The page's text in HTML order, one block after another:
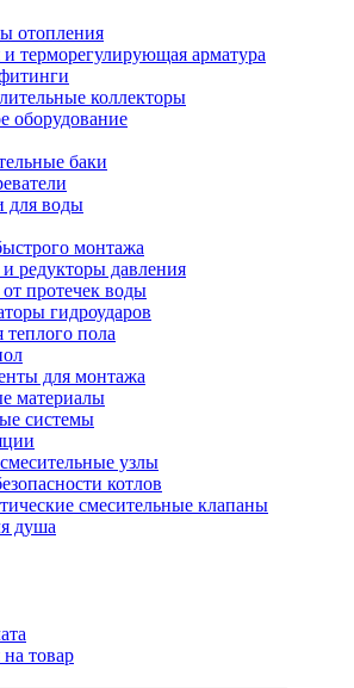
отопления
и терморегулирующая арматура
коллекторы
оборудование
баки
для воды
монтажа
редукторы давления
протечек воды
гидроударов
пола
для монтажа
материалы
системы
узлы
котлов
смесительные клапаны
душа
товар